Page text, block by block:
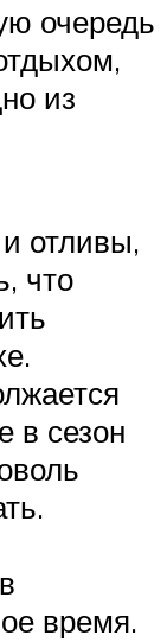
очередь
из
отливы,
что
в сезон
время.